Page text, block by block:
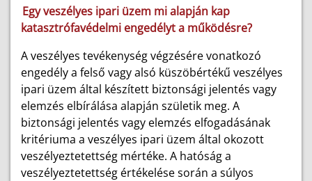
Egy veszélyes ipari üzem mi alapján kap
katasztrófavédelmi engedélyt a működésre?
A veszélyes tevékenység végzésére vonatkozó
engedély a felső vagy alsó küszöbértékű veszélyes
ipari üzem által készített biztonsági jelentés vagy
elemzés elbírálása alapján születik meg. A
biztonsági jelentés vagy elemzés elfogadásának
kritériuma a veszélyes ipari üzem által okozott
veszélyeztetettség mértéke. A hatóság a
veszélyeztetettség értékelése során a súlyos